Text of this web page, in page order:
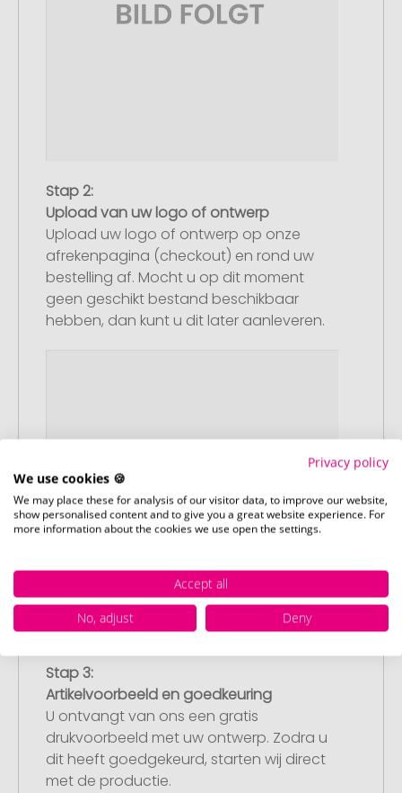
Stap 2:
Upload van uw logo of ontwerp
Upload uw logo of ontwerp op onze
afrekenpagina (checkout) en rond uw
bestelling af. Mocht u op dit moment
geen geschikt bestand beschikbaar
hebben, dan kunt u dit later aanleveren.
Stap 3:
Artikelvoorbeeld en goedkeuring
U ontvangt van ons een gratis
drukvoorbeeld met uw ontwerp. Zodra u
dit heeft goedgekeurd, starten wij direct
met de productie.
Privacy policy
We use cookies 🍪
We may place these for analysis of our visitor data, to improve our website,
show personalised content and to give you a great website experience. For
more information about the cookies we use open the settings.
Accept all
No, adjust
Deny